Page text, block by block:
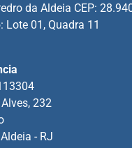
da Aldeia CEP:
Lote 01, Quadra 11
232
- RJ